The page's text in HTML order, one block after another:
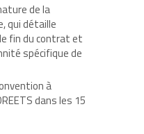
de la
qui détaille
fin du contrat et
spécifique de
à
dans les 15